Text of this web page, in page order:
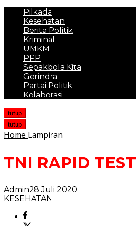
Pilkada
Kesehatan
Berita Politik
Kriminal
UMKM
PPP
Sepakbola Kita
Gerindra
Partai Politik
Kolaborasi
tutup
tutup
Home Lampiran
TNI RAPID TEST
Admin28 Juli 2020
KESEHATAN